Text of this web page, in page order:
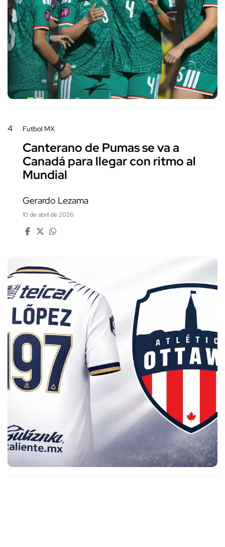
4 Futbol MX
Canterano de Pumas se va a
Canadá para llegar con ritmo al
Mundial
Gerardo Lezama
10 de abril de 2026